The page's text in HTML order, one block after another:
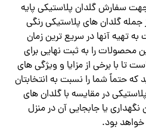
سفارش گلدان پلاستیکی پایه
جمله گلدان های پلاستیکی رنگی
تهیه آنها در سریع ترین زمان
محصولات را به ثبت نهایی برای
تا با برخی از مزایا و ویژگی های
که حتماً شما را نسبت به انتخابتان
در مقایسه با گلدان های
نگهداری یا جابجایی آن در منزل
خواهد بود.